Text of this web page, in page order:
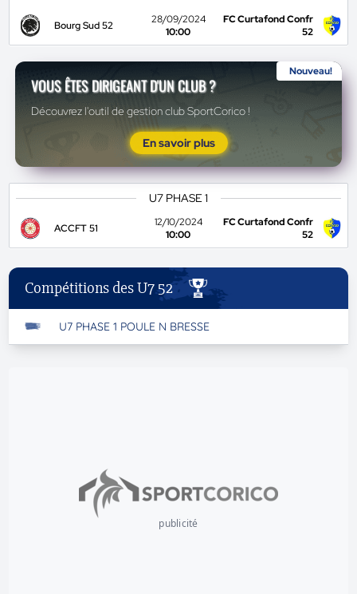
Bourg Sud 52
28/09/2024
10:00
FC Curtafond Confr
52
Nouveau!
VOUS ÊTES DIRIGEANT D'UN CLUB ?
Découvrez l'outil de gestion club SportCorico !
En savoir plus
U7 PHASE 1
ACCFT 51
12/10/2024
10:00
FC Curtafond Confr
52
Compétitions des U7 52
U7 PHASE 1 POULE N BRESSE
publicité